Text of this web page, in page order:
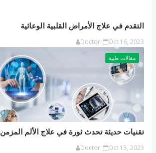
التقدم في علاج الأمراض القلبية الوعائية
Doctor Oct 16, 2023
مقالات طبية
تقنيات حديثة تحدث ثورة في علاج الألم المزمن
Doctor Oct 15, 2023